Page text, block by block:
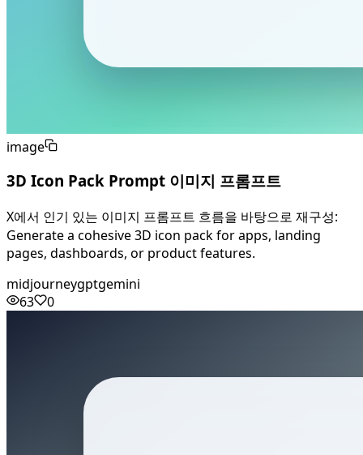
image
3D Icon Pack Prompt 이미지 프롬프트
X에서 인기 있는 이미지 프롬프트 흐름을 바탕으로 재구성:
Generate a cohesive 3D icon pack for apps, landing
pages, dashboards, or product features.
midjourneygptgemini
63
0